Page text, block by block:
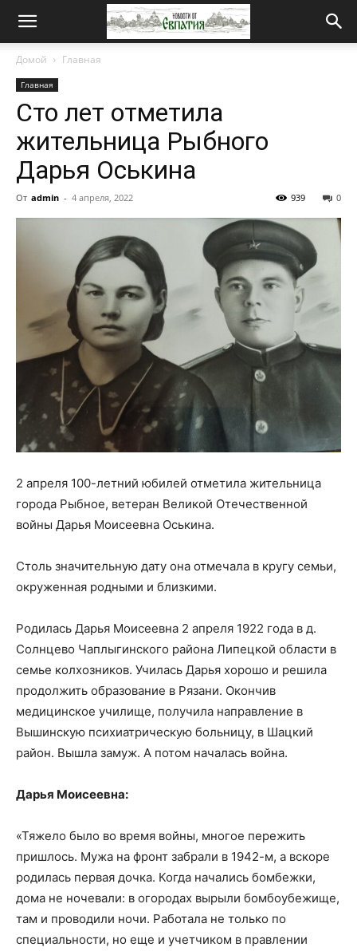
Новости
Евпатия
Домой Главная
Главная
Сто лет отметила
жительница Рыбного
Дарья Оськина
От admin - 4 апреля, 2022 0
939
2 апреля 100-летний юбилей отметила жительница
города Рыбное, ветеран Великой Отечественной
войны Дарья Моисеевна Оськина.
Столь значительную дату она отмечала в кругу семьи,
окруженная родными и близкими.
Родилась Дарья Моисеевна 2 апреля 1922 года в д.
Солнцево Чаплыгинского района Липецкой области в
семье колхозников. Училась Дарья хорошо и решила
продолжить образование в Рязани. Окончив
медицинское училище, получила направление в
Вышинскую психиатрическую больницу, в Шацкий
район. Вышла замуж. А потом началась война.
Дарья Моисеевна:
«Тяжело было во время войны, многое пережить
пришлось. Мужа на фронт забрали в 1942-м, а вскоре
родилась первая дочка. Когда начались бомбежки,
дома не ночевали: в огородах вырыли бомбоубежище,
там и проводили ночи. Работала не только по
специальности, но еще и учетчиком в правлении